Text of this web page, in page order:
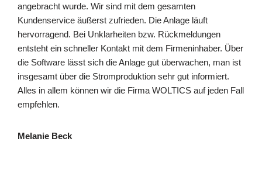
angebracht wurde. Wir sind mit dem gesamten
Kundenservice äußerst zufrieden. Die Anlage läuft
hervorragend. Bei Unklarheiten bzw. Rückmeldungen
entsteht ein schneller Kontakt mit dem Firmeninhaber. Über
die Software lässt sich die Anlage gut überwachen, man ist
insgesamt über die Stromproduktion sehr gut informiert.
Alles in allem können wir die Firma WOLTICS auf jeden Fall
empfehlen.
Melanie Beck